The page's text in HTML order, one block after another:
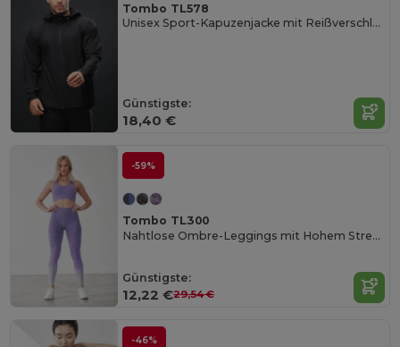
Tombo TL578
Unisex Sport-Kapuzenjacke mit Reißverschluss
Günstigste:
18,40 €
-59%
Tombo TL300
Nahtlose Ombre-Leggings mit Hohem Stretchkomfort
Günstigste:
12,22 €29,54 €
-46%